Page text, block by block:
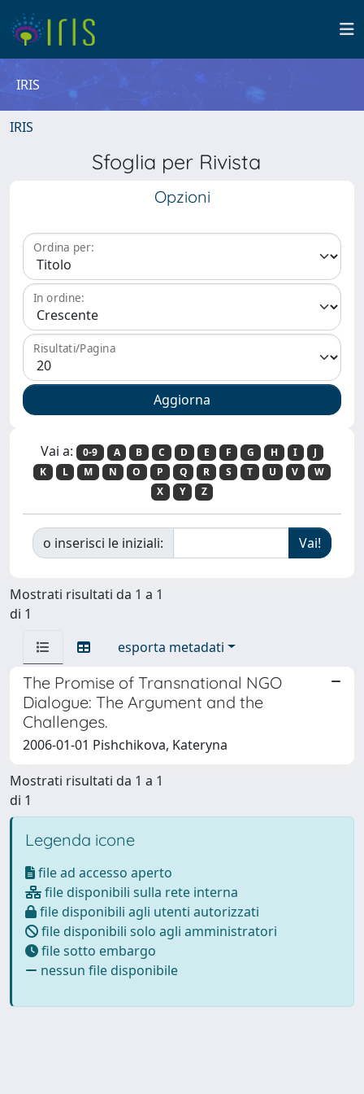
IRIS
IRIS
Sfoglia per Rivista
Opzioni
Ordina per:
In ordine:
Risultati/Pagina
Vai a: 0-9 A B C D E F G H I
J
K
L M N O P Q R S T U V
W
X
Y Z
o inserisci le iniziali:
Mostrati risultati da 1 a 1
di 1
esporta metadati
The Promise of Transnational NGO
Dialogue: The Argument and the
Challenges.
2006-01-01 Pishchikova, Kateryna
Mostrati risultati da 1 a 1
di 1
Legenda icone
file ad accesso aperto
file disponibili sulla rete interna
file disponibili agli utenti autorizzati
file disponibili solo agli amministratori
file sotto embargo
nessun file disponibile